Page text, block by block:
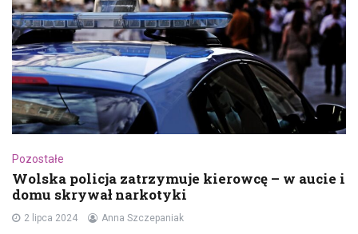
Pozostałe
Wolska policja zatrzymuje kierowcę – w aucie i
domu skrywał narkotyki
2 lipca 2024 Anna Szczepaniak